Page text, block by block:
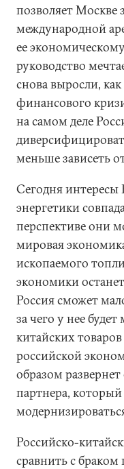
позволяет Москве
международной
ее
руководство
снова выросли,
финансового
на самом деле
меньше зависеть
Сегодня интересы
энергетики
перспективе они
мировая
ископаемого
экономики
Россия сможет
за чего у нее
китайских
российской
образом
партнера,
Российско-
сравнить с браком